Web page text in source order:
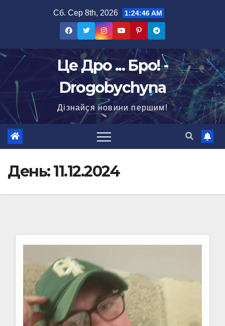
Сб. Сер 8th, 2026 1:24:48 AM
Це Дро ... Бро! -
Drogobychyna
Дізнайся новини першим!
День:11.12.2024